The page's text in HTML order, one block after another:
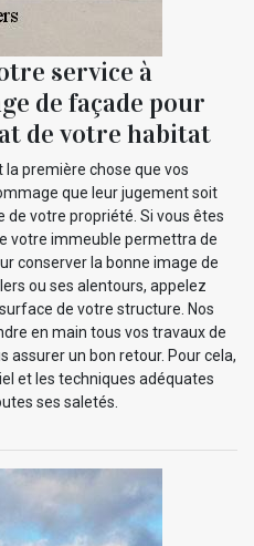
service à
de façade pour
de votre habitat
la première chose que vos
que leur jugement soit
de votre propriété. Si vous êtes
votre immeuble permettra de
conserver la bonne image de
ou ses alentours, appelez
de votre structure. Nos
en main tous vos travaux de
assurer un bon retour. Pour cela,
et les techniques adéquates
ses saletés.